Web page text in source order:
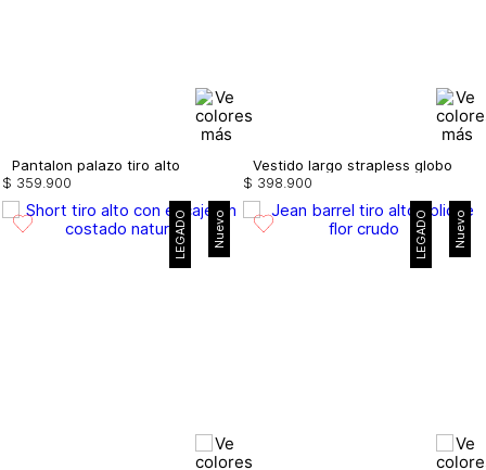
Pantalon palazo tiro alto
$ 359 900
Vestido largo strapless globo
$ 398 900
Nuevo
LEGADO Nuevo
LEGADO